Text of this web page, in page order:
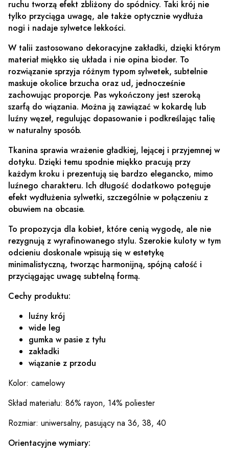
ruchu tworzą efekt zbliżony do spódnicy. Taki krój nie
tylko przyciąga uwagę, ale także optycznie wydłuża
nogi i nadaje sylwetce lekkości.
W talii zastosowano dekoracyjne zakładki, dzięki którym
materiał miękko się układa i nie opina bioder. To
rozwiązanie sprzyja różnym typom sylwetek, subtelnie
maskuje okolice brzucha oraz ud, jednocześnie
zachowując proporcje. Pas wykończony jest szeroką
szarfą do wiązania. Można ją zawiązać w kokardę lub
luźny węzeł, regulując dopasowanie i podkreślając talię
w naturalny sposób.
Tkanina sprawia wrażenie gładkiej, lejącej i przyjemnej w
dotyku. Dzięki temu spodnie miękko pracują przy
każdym kroku i prezentują się bardzo elegancko, mimo
luźnego charakteru. Ich długość dodatkowo potęguje
efekt wydłużenia sylwetki, szczególnie w połączeniu z
obuwiem na obcasie.
To propozycja dla kobiet, które cenią wygodę, ale nie
rezygnują z wyrafinowanego stylu. Szerokie kuloty w tym
odcieniu doskonale wpisują się w estetykę
minimalistyczną, tworząc harmonijną, spójną całość i
przyciągając uwagę subtelną formą.
Cechy produktu:
luźny krój
wide leg
gumka w pasie z tyłu
zakładki
wiązanie z przodu
Kolor: camelowy
Skład materiału: 86% rayon, 14% poliester
Rozmiar: uniwersalny, pasujący na 36, 38, 40
Orientacyjne wymiary: